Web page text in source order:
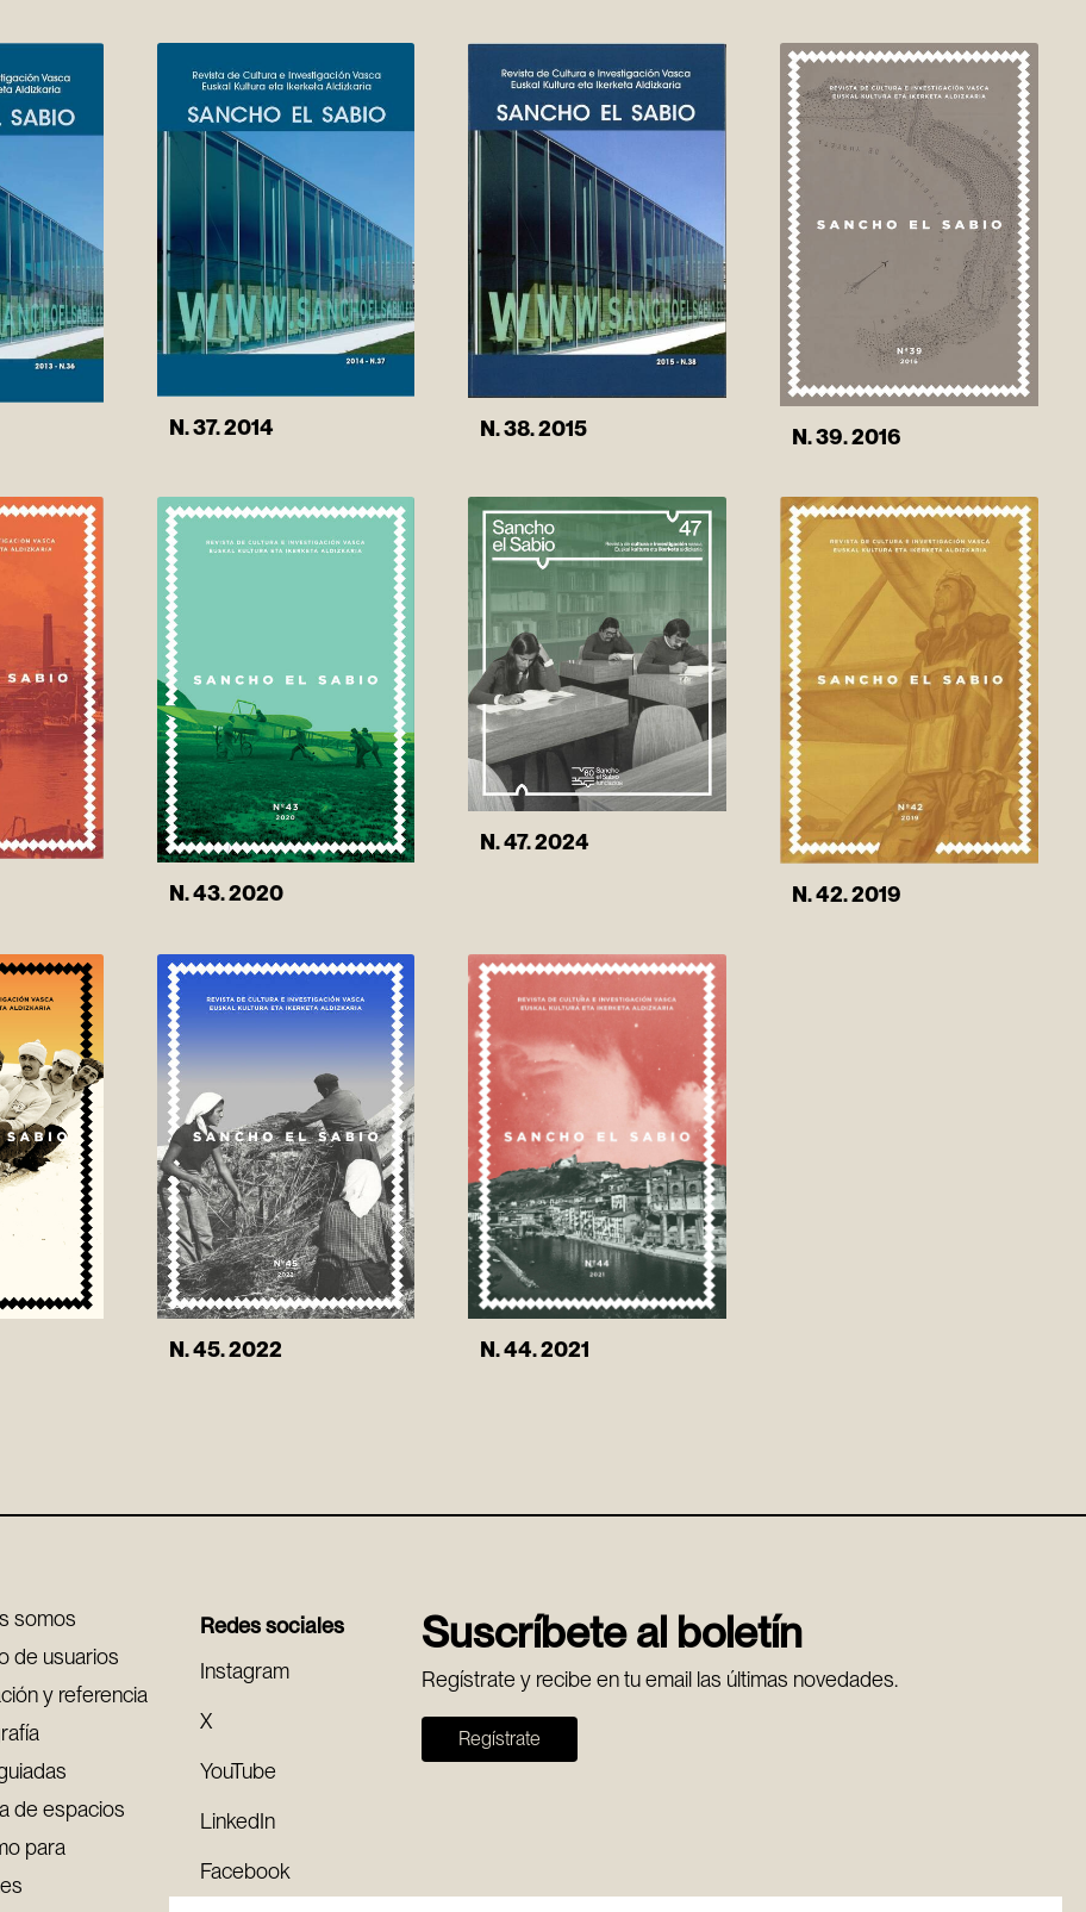
N. 37. 2014 N. 38. 2015 N. 39. 2016
N. 43. 2020
N. 47. 2024
N. 42. 2019
N. 45. 2022 N. 44. 2021
somos
de usuarios
y referencia
de espacios
para
Redes sociales
Instagram
X
YouTube
LinkedIn
Facebook
Suscríbete al boletín
Regístrate y recibe en tu email las últimas novedades.
Regístrate